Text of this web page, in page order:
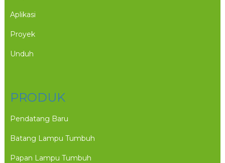
Aplikasi
Proyek
Unduh
PRODUK
Pendatang Baru
Batang Lampu Tumbuh
Papan Lampu Tumbuh